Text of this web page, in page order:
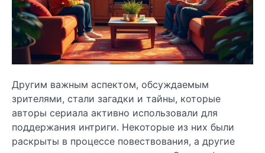
Другим важным аспектом, обсуждаемым
зрителями, стали загадки и тайны, которые
авторы сериала активно использовали для
поддержания интриги. Некоторые из них были
раскрыты в процессе повествования, а другие